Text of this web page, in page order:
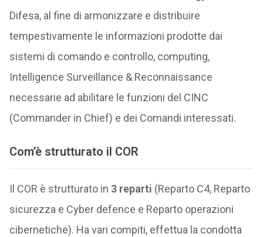
Difesa, al fine di armonizzare e distribuire
tempestivamente le informazioni prodotte dai
sistemi di comando e controllo, computing,
Intelligence Surveillance & Reconnaissance
necessarie ad abilitare le funzioni del CINC
(Commander in Chief) e dei Comandi interessati.
Com’è strutturato il COR
Il COR è strutturato in 3 reparti (Reparto C4, Reparto
sicurezza e Cyber defence e Reparto operazioni
cibernetiche). Ha vari compiti, effettua la condotta